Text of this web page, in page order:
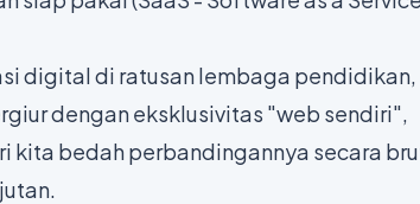
digital di ratusan lembaga pendidikan,
dengan eksklusivitas "web sendiri",
kita bedah perbandingannya secara